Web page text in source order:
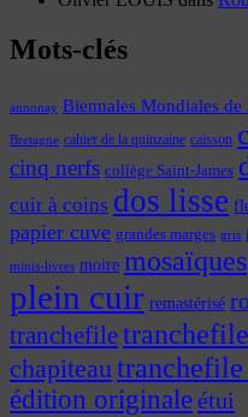
Mots-clés
annonay Biennales Mondiales
Bretagne cahier de la quinzaine caisson
cinq nerfs collège Saint-James
cuir à coins dos lisse
papier cuve grandes marges gris
minis-livres moire mosaïques
plein cuir remastérisé
tranchefile
chapiteau
édition originaleétui